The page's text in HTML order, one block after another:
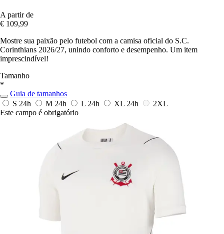
A partir de
€ 109,99
Mostre sua paixão pelo futebol com a camisa oficial do S.C.
Corinthians 2026/27, unindo conforto e desempenho. Um item
imprescindível!
Tamanho
*
Guia de tamanhos
S 24h M 24h L 24h XL 24h
2XL
Este campo é obrigatório